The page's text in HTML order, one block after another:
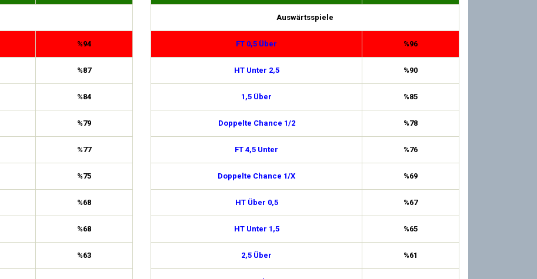
%94
%87
%84
%79
%77
%75
%68
%68
%63
Auswärtsspiele
FT 0,5 Über %96
HT Unter 2,5 %90
1,5 Über %85
Doppelte Chance 1/2 %78
FT 4,5 Unter %76
Doppelte Chance 1/X %69
HT Über 0,5 %67
HT Unter 1,5 %65
2,5 Über %61